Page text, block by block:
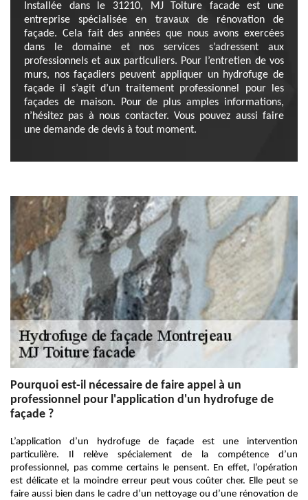
Installée dans le 31210, MJ Toiture facade est une
entreprise spécialisée en travaux de rénovation de
façade. Cela fait des années que nous avons exercées
dans le domaine et nos services s’adressent aux
professionnels et aux particuliers. Pour l’entretien de vos
murs, nos façadiers peuvent appliquer un hydrofuge de
façade il s’agit d’un traitement professionnel pour les
façades de maison. Pour de plus amples informations,
n’hésitez pas à nous contacter. Vous pouvez aussi faire
une demande de devis à tout moment.
Pourquoi est-il nécessaire de faire appel à un
professionnel pour l'application d'un hydrofuge de
façade ?
L’application d’un hydrofuge de façade est une intervention
particulière. Il relève spécialement de la compétence d’un
professionnel, pas comme certains le pensent. En effet, l’opération
est délicate et la moindre erreur peut vous coûter cher. Elle peut se
faire aussi bien dans le cadre d’un nettoyage ou d’une rénovation de